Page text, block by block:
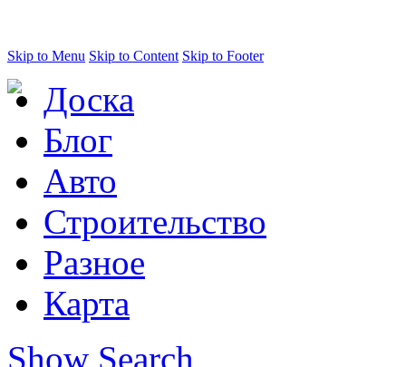
Skip to Menu Skip to Content Skip to Footer
Доска
Блог
Авто
Строительство
Разное
Карта
Show Search